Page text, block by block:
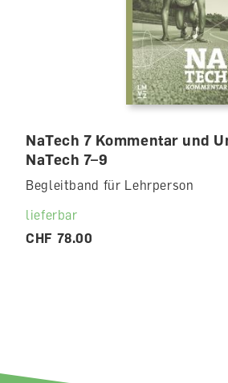
NaTech 7 Kommentar und
NaTech 7–9
Begleitband für Lehrperson
lieferbar
CHF 78.00